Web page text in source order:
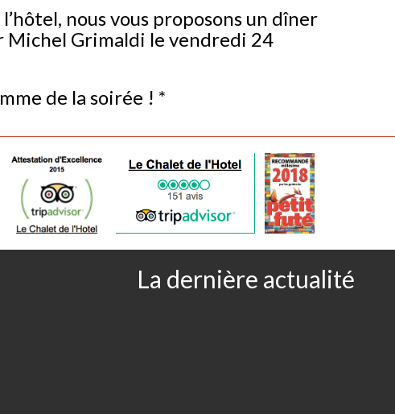
nous vous proposons un dîner
Michel Grimaldi le vendredi 24
de la soirée ! *
La dernière actualité